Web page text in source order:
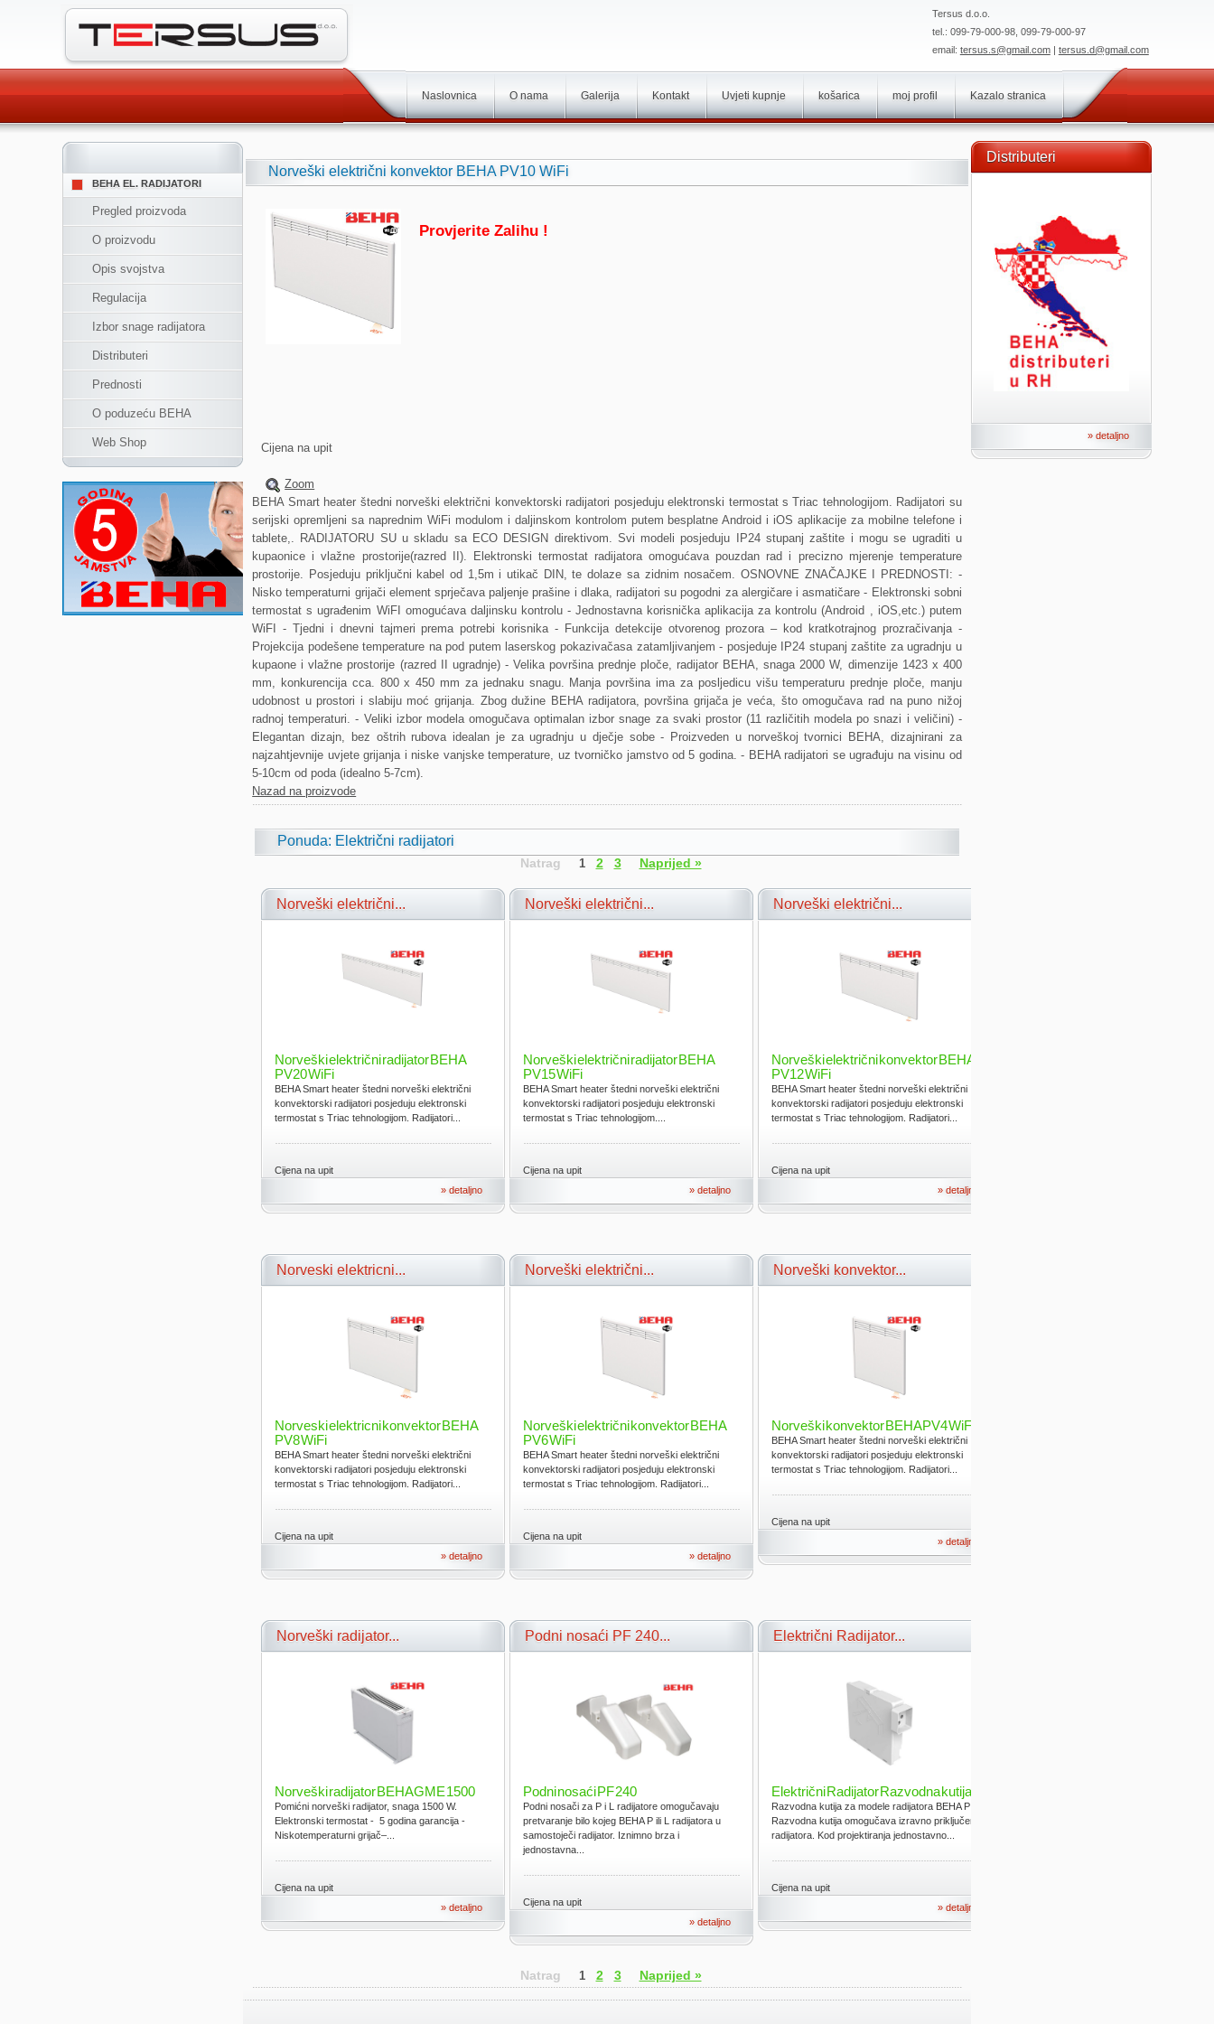
Tersus d.o.o.
tel.: 099-79-000-98, 099-79-000-97
email: tersus.s@gmail.com| tersus.d@gmail.com
Naslovnica O nama Galerija Kontakt Uvjeti kupnje košarica moj profil Kazalo stranica
BEHA EL. RADIJATORI
Pregled proizvoda
O proizvodu
Opis svojstva
Regulacija
Izbor snage radijatora
Distributeri
Prednosti
O poduzeću BEHA
Web Shop
Norveški električni konvektor BEHA PV10 WiFi
Provjerite Zalihu !
Cijena na upit
Zoom
BEHA Smart heater štedni norveški električni konvektorski radijatori posjeduju elektronski termostat s Triac tehnologijom. Radijatori su
serijski opremljeni sa naprednim WiFi modulom i daljinskom kontrolom putem besplatne Android i iOS aplikacije za mobilne telefone i
tablete,. RADIJATORU SU u skladu sa ECO DESIGN direktivom. Svi modeli posjeduju IP24 stupanj zaštite i mogu se ugraditi u
kupaonice i vlažne prostorije(razred II). Elektronski termostat radijatora omogućava pouzdan rad i precizno mjerenje temperature
prostorije. Posjeduju priključni kabel od 1,5m i utikač DIN, te dolaze sa zidnim nosačem. OSNOVNE ZNAČAJKE I PREDNOSTI: -
Nisko temperaturni grijači element sprječava paljenje prašine i dlaka, radijatori su pogodni za alergičare i asmatičare - Elektronski sobni
termostat s ugrađenim WiFI omogućava daljinsku kontrolu - Jednostavna korisnička aplikacija za kontrolu (Android , iOS,etc.) putem
WiFI - Tjedni i dnevni tajmeri prema potrebi korisnika - Funkcija detekcije otvorenog prozora – kod kratkotrajnog prozračivanja -
Projekcija podešene temperature na pod putem laserskog pokazivačasa zatamljivanjem - posjeduje IP24 stupanj zaštite za ugradnju u
kupaone i vlažne prostorije (razred II ugradnje) - Velika površina prednje ploče, radijator BEHA, snaga 2000 W, dimenzije 1423 x 400
mm, konkurencija cca. 800 x 450 mm za jednaku snagu. Manja površina ima za posljedicu višu temperaturu prednje ploče, manju
udobnost u prostori i slabiju moć grijanja. Zbog dužine BEHA radijatora, površina grijača je veća, što omogučava rad na puno nižoj
radnoj temperaturi. - Veliki izbor modela omogučava optimalan izbor snage za svaki prostor (11 različitih modela po snazi i veličini) -
Elegantan dizajn, bez oštrih rubova idealan je za ugradnju u dječje sobe - Proizveden u norveškoj tvornici BEHA, dizajnirani za
najzahtjevnije uvjete grijanja i niske vanjske temperature, uz tvorničko jamstvo od 5 godina. - BEHA radijatori se ugrađuju na visinu od
5-10cm od poda (idealno 5-7cm).
Nazad na proizvode
Ponuda: Električni radijatori
Natrag 1 2 3 Naprijed »
Norveški električni...
Norveški električni radijator BEHA
PV20 WiFi
BEHA Smart heater štedni norveški električni
konvektorski radijatori posjeduju elektronski
termostat s Triac tehnologijom. Radijatori...
Cijena na upit
» detaljno
Norveški električni...
Norveški električni radijator BEHA
PV15 WiFi
BEHA Smart heater štedni norveški električni
konvektorski radijatori posjeduju elektronski
termostat s Triac tehnologijom....
Cijena na upit
» detaljno
Norveški električni...
Norveški električni konvektor BEHA
PV12 WiFi
BEHA Smart heater štedni norveški električni
konvektorski radijatori posjeduju elektronski
termostat s Triac tehnologijom. Radijatori...
Cijena na upit
» detaljno
Norveski elektricni...
Norveski elektricni konvektor BEHA
PV8 WiFi
BEHA Smart heater štedni norveški električni
konvektorski radijatori posjeduju elektronski
termostat s Triac tehnologijom. Radijatori...
Cijena na upit
» detaljno
Norveški električni...
Norveški električni konvektor BEHA
PV6 WiFi
BEHA Smart heater štedni norveški električni
konvektorski radijatori posjeduju elektronski
termostat s Triac tehnologijom. Radijatori...
Cijena na upit
» detaljno
Norveški konvektor...
Norveški konvektor BEHA PV4 WiFi
BEHA Smart heater štedni norveški električni
konvektorski radijatori posjeduju elektronski
termostat s Triac tehnologijom. Radijatori...
Cijena na upit
» detaljno
Norveški radijator...
Norveški radijator BEHA GME 1500
Pomićni norveški radijator, snaga 1500 W.
Elektronski termostat - 5 godina garancija -
Niskotemperaturni grijač–...
Cijena na upit
» detaljno
Podni nosaći PF 240...
Podni nosaći PF 240
Podni nosači za P i L radijatore omogučavaju
pretvaranje bilo kojeg BEHA P ili L radijatora u
samostoječi radijator. Iznimno brza i
jednostavna...
Cijena na upit
» detaljno
Električni Radijator...
Električni Radijator Razvodna kutija
Razvodna kutija za modele radijatora BEHA P i L.
Razvodna kutija omogučava izravno priključenje
radijatora. Kod projektiranja jednostavno...
Cijena na upit
» detaljno
Natrag 1 2 3 Naprijed »
Distributeri
» detaljno